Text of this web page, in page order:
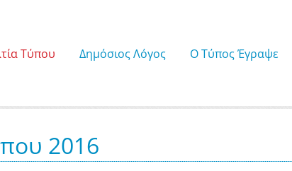
Τύπου Δημόσιος Λόγος Ο Τύπος Έγραψε
2016